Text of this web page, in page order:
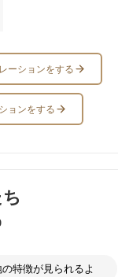
ーションをする
ョンをする
特徴が見られるよ